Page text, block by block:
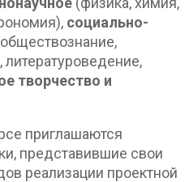
социально-
творчество и
приглашаются
представившие свои
реализации проектной